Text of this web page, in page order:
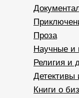
Проза
Научные и
Религия и
Детективы
Книги о